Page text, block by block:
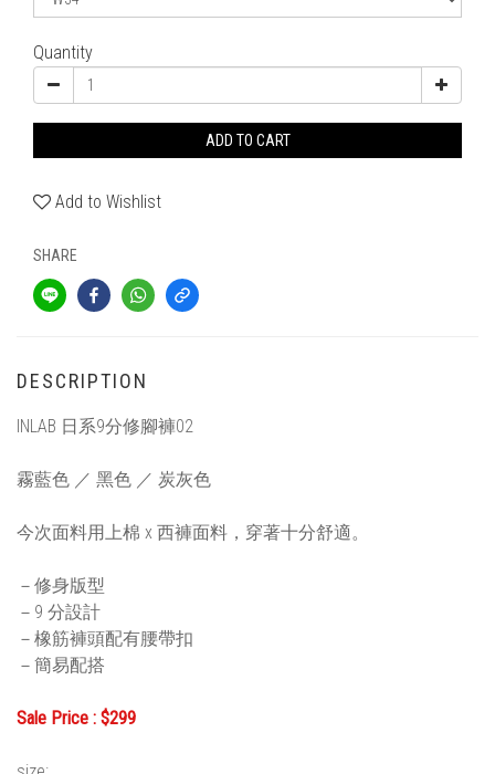
Quantity
ADD TO CART
Add to Wishlist
SHARE
DESCRIPTION
INLAB 日系9分修腳褲02
霧藍色 ／ 黑色 ／ 炭灰色
今次面料用上棉 x 西褲面料，穿著十分舒適。
－修身版型
－9 分設計
－橡筋褲頭配有腰帶扣
－簡易配搭
Sale Price : $299